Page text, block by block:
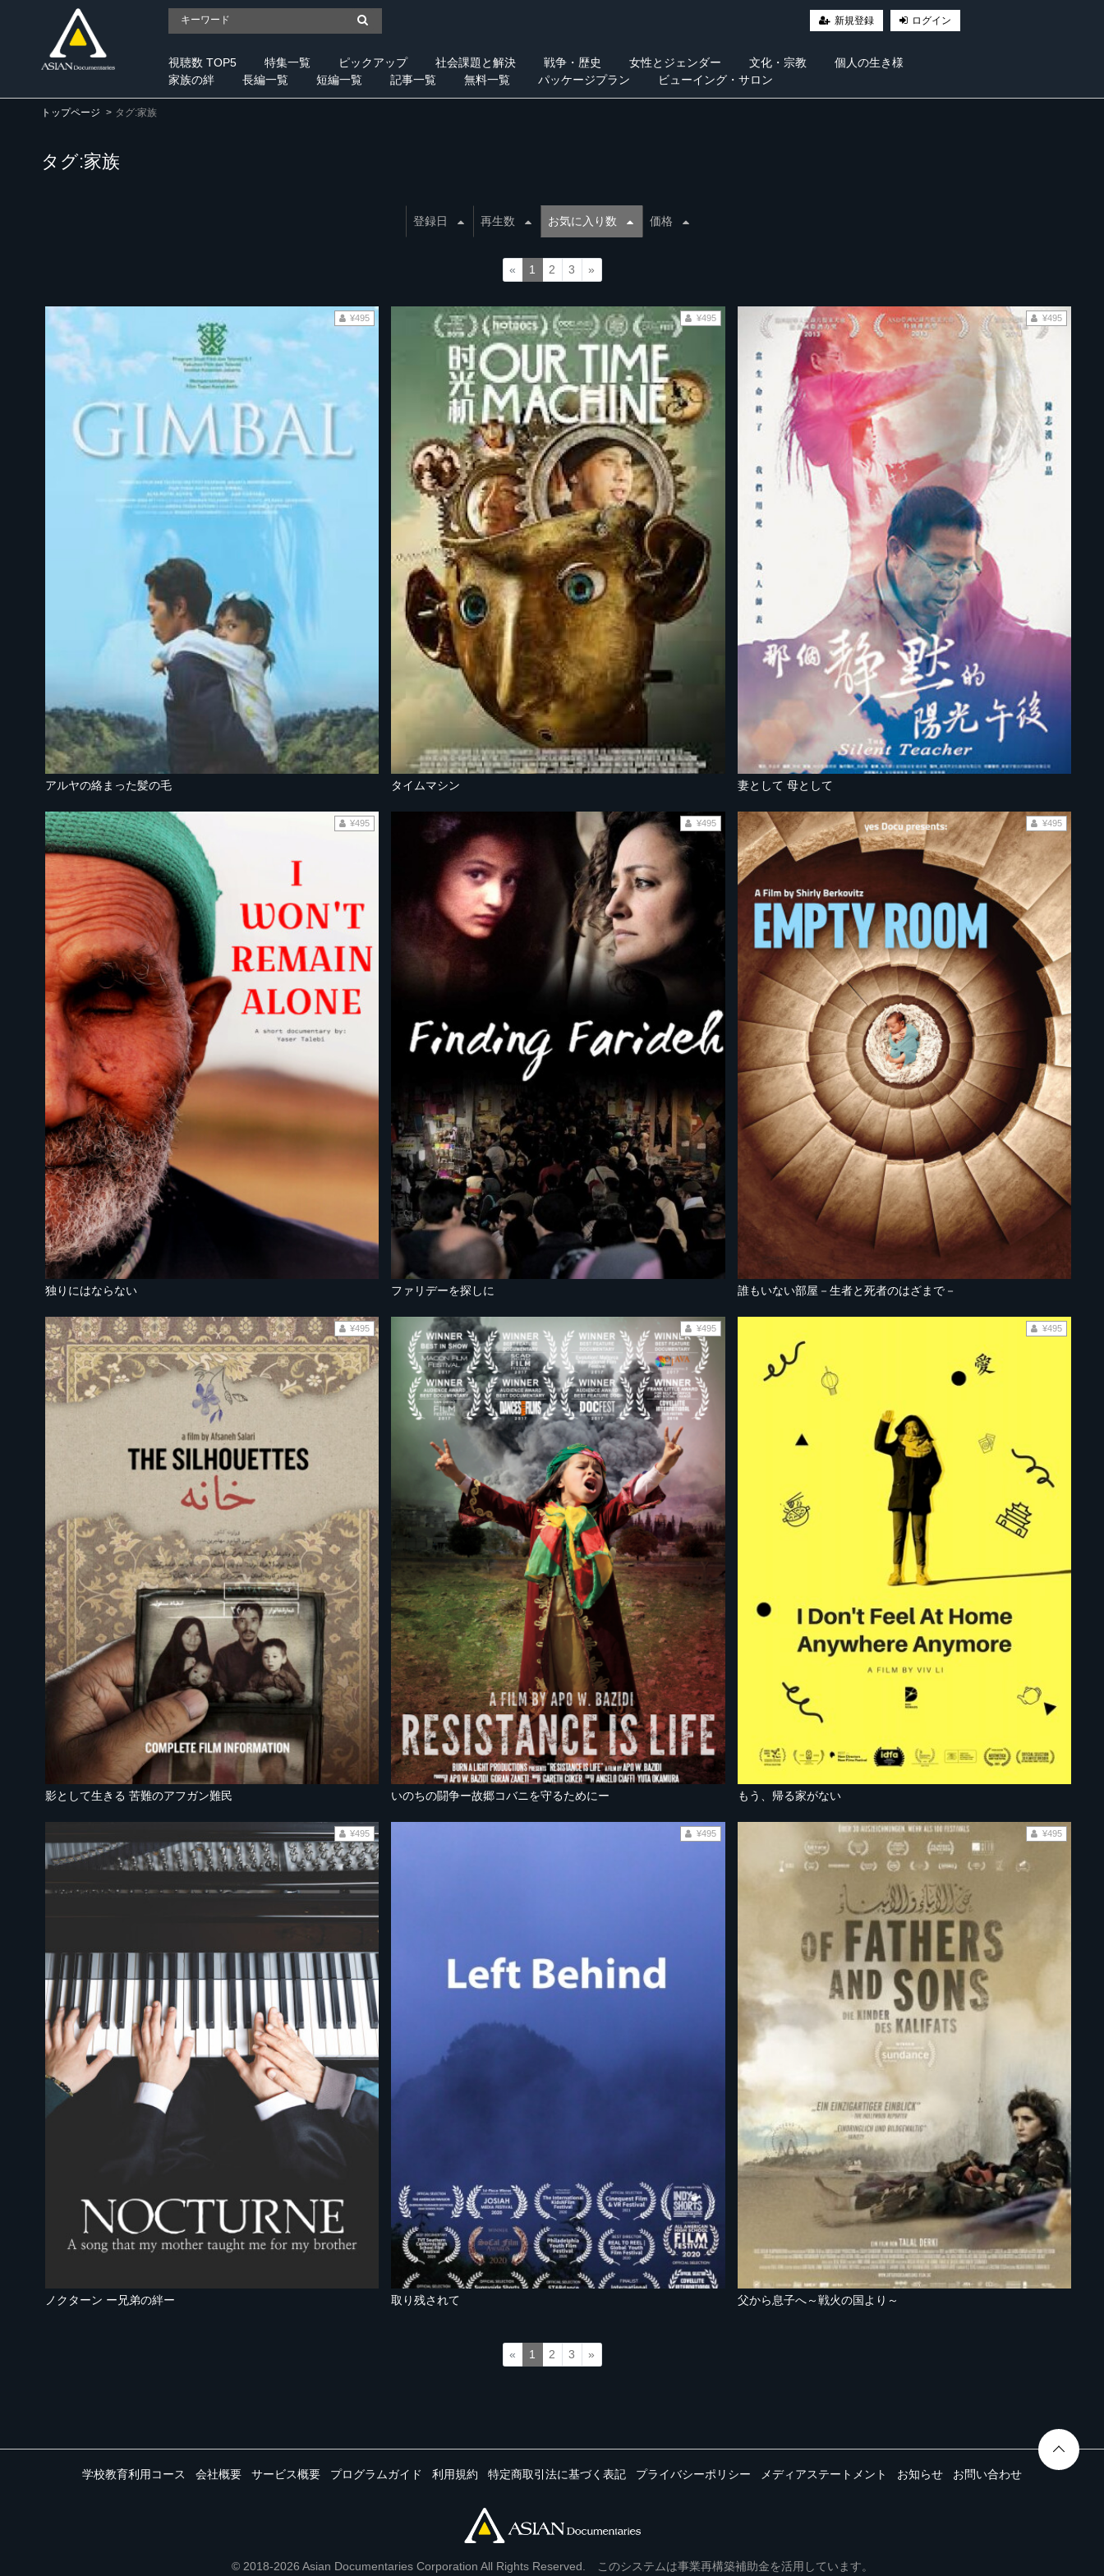
新規登録 ログイン
視聴数 TOP5 特集一覧 ピックアップ 社会課題と解決 戦争・歴史 女性とジェンダー 文化・宗教
個人の生き様
家族の絆
長編一覧 短編一覧 記事一覧 無料一覧 パッケージプラン ビューイング・サロン
トップページ タグ:家族
タグ:家族
登録日 再生数 お気に入り数 価格
« 1 2 3 »
アルヤの絡まった髪の毛
¥495
タイムマシン
¥495
妻として 母として
¥495
独りにはならない
¥495
ファリデーを探しに
¥495
誰もいない部屋－生者と死者のはざまで－
¥495
影として生きる 苦難のアフガン難民
¥495
いのちの闘争ー故郷コバニを守るためにー
¥495
もう、帰る家がない
¥495
ノクターン ー兄弟の絆ー
¥495
取り残されて
¥495
父から息子へ～戦火の国より～
¥495
« 1 2 3 »
学校教育利用コース 会社概要 サービス概要 プログラムガイド 利用規約 特定商取引法に基づく表記 プライバシーポリシー メディアステートメント お知らせ お問い合わせ
© 2018-2026 Asian Documentaries Corporation All Rights Reserved. このシステムは事業再構築補助金を活用しています。